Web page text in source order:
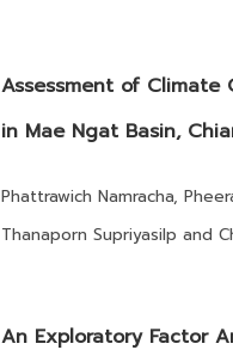
Assessment of Climate
in Mae Ngat Basin,
Phattrawich Namracha,
Thanaporn Supriyasilp and
An Exploratory Factor